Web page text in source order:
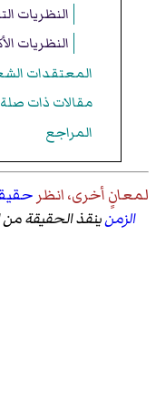
النظريات
النظريات
المعتقدات
مقالات ذات صلة
المراجع
لمعانٍ أخرى، انظر
الزمنينقذ الحقيقة